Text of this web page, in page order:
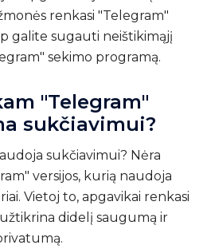
renkasi "Telegram"
galite sugauti neištikimąjį
sekimo programą.
"Telegram"
sukčiavimui?
sukčiavimui? Nėra
versijos, kurią naudoja
Vietoj to, apgavikai renkasi
didelį saugumą ir